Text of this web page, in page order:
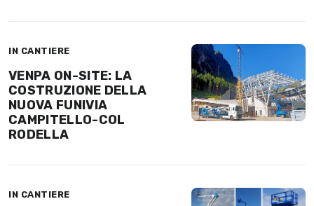
IN CANTIERE
VENPA ON-SITE: LA
COSTRUZIONE DELLA
NUOVA FUNIVIA
CAMPITELLO-COL
RODELLA
IN CANTIERE